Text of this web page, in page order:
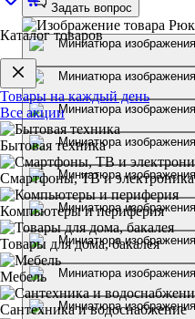
Каталог товаров
Товары на каждый день
Все акции
Бытовая техника
Смартфоны, ТВ и электроника
Компьютеры и периферия
Товары для дома, бакалея
Мебель
Сантехника и водоснабжение
Задать вопрос